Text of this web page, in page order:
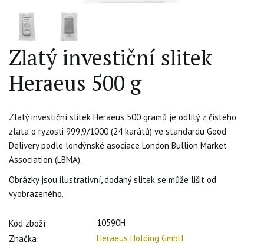
Zlatý investiční slitek
Heraeus 500 g
Zlatý investiční slitek Heraeus 500 gramů je odlitý z čistého
zlata o ryzosti 999,9/1000 (24 karátů) ve standardu Good
Delivery podle londýnské asociace London Bullion Market
Association (LBMA).
Obrázky jsou ilustrativní, dodaný slitek se může lišit od
vyobrazeného.
Kód zboží:
10590H
Značka:
Heraeus Holding GmbH